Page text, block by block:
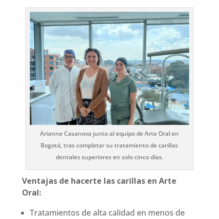
Arianne Casanova junto al equipo de Arte Oral en
Bogotá, tras completar su tratamiento de carillas
dentales superiores en solo cinco días.
Ventajas de hacerte las carillas en Arte
Oral:
Tratamientos de alta calidad en menos de